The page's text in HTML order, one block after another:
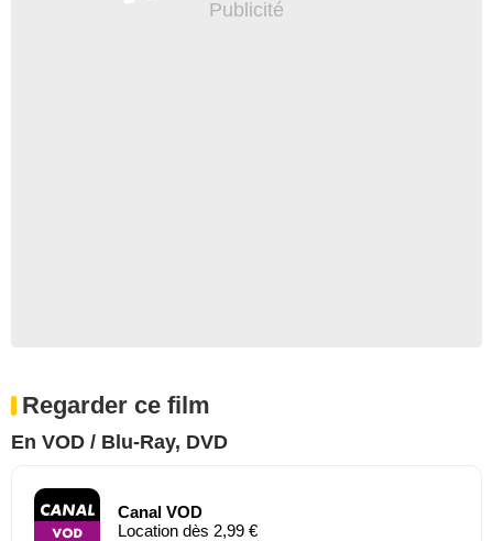
Regarder ce film
En VOD / Blu-Ray, DVD
Canal VOD
Location dès 2,99 €